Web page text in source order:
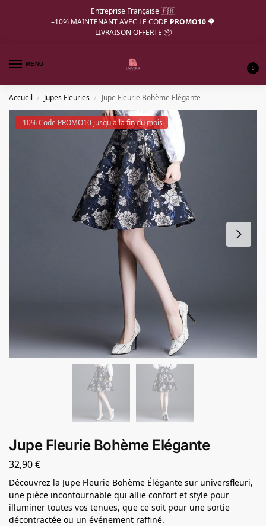
Entreprise Française 🇫🇷
–10% MAINTENANT AVEC LE CODE PROMO10 🌹
LIVRAISON OFFERTE 📦
MENU
0
Accueil / Jupes Fleuries / Jupe Fleurie Bohème Elégante
-10% Code PROMO10 jusqu'a la fin du mois
Jupe Fleurie Bohème Elégante
32,90€
Découvrez la Jupe Fleurie Bohème Élégante sur universfleuri,
une pièce incontournable qui allie confort et style pour
illuminer toutes vos tenues, que ce soit pour une sortie
décontractée ou un événement raffiné.